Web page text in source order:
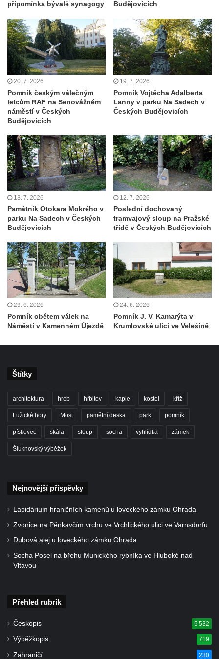
Fischera na domě čp. 5/16 na třídě 9.
května v Rumburku
Pamětní deska Johanna Neumanna
severně od Tokáně
Obrázek svatého Huberta na buku svatého
Huberta
Obrázek svatého Jakuba na skále u cesty
východně od Srbské Kamenice
Busta Jana Amose Komenského na domě
Socha ležícího koně v Sadech
Československé armády v Teplicích
Socha Medvídě v Tierpark Chemnitz
Sochy Ležící žena v Tierpark Chemnitz
Sochy Ptáci v Tierpark Chemnitz
Socha Skupina jeřábů v Tierpark Chemnitz
Socha Dívka s mušlí v ZOO Leipzig
Socha Tygr v ZOO Leipzig
Socha Atlet v ZOO Leipzig
Socha Marabu v ZOO Leipzig
Busta Karla Maxe Schneidera v ZOO
Leipzig
v ZOO Dresden
Socha krokodýla v ZOO Dresden
Socha slona v ZOO Dresden
Socha Faun s medvíďaty v ZOO Dresden
Socha světce severně od Lužce nad
– Hořín u Lužce nad Vltavou
Strom svobody a památník 100 let republiky
a 30. výročí listopadu 1989 v Hrobčicích
Sochy „Klaun a dívenka“ v parku v centru
Socha svatého Antonína poustevníka v
Mirošovicích
Socha vodníka u požární nádrže v
připomínka bývalé synagogy
Budějovicích
20. 7. 2026
Pomník českým válečným
letcům RAF na Senovážném
náměstí v Českých
Budějovicích
19. 7. 2026
Pomník Vojtěcha Adalberta
Lanny v parku Na Sadech v
Českých Budějovicích
13. 7. 2026
Památník Otokara Mokrého v
parku Na Sadech v Českých
Budějovicích
12. 7. 2026
Poslední dochovaný
tramvajový sloup na Pražské
třídě v Českých Budějovicích
29. 6. 2026
Pomník obětem válek na
Náměstí v Kamenném Újezdě
24. 6. 2026
Pomník J. V. Kamarýta v
Krumlovské ulici ve Velešíně
Štítky
architektura hrob hřbitov kaple kostel kříž
Lužické hory Most pamětní deska park pomník
pískovec skála sloup socha vyhlídka zámek
Šluknovský výběžek
Nejnovější příspěvky
Lapidárium hraničních kamenů u loveckého zámku Ohrada
Zvonice na Pěnkavčím vrchu ve Vrchlického ulici ve Varnsdorfu
Dubová alej u loveckého zámku Ohrada
Socha Posel na břehu Munického rybníka ve Hluboké nad
Vltavou
Přehled rubrik
Českopis 5 532
Výběžkopis 719
Zahraničí 230